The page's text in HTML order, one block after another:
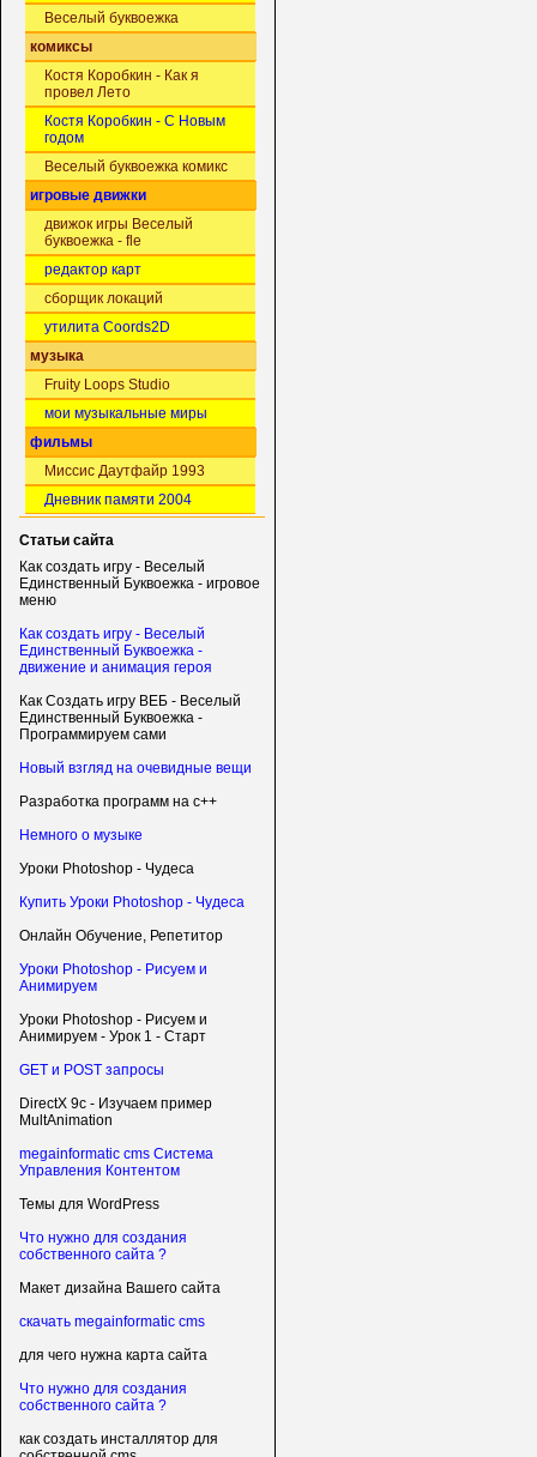
Веселый буквоежка
комиксы
Костя Коробкин - Как я
провел Лето
Костя Коробкин - С Новым
годом
Веселый буквоежка комикс
игровые движки
движок игры Веселый
буквоежка - fle
редактор карт
сборщик локаций
утилита Coords2D
музыка
Fruity Loops Studio
мои музыкальные миры
фильмы
Миссис Даутфайр 1993
Дневник памяти 2004
Статьи сайта
Как создать игру - Веселый
Единственный Буквоежка - игровое
меню
Как создать игру - Веселый
Единственный Буквоежка -
движение и анимация героя
Как Создать игру ВЕБ - Веселый
Единственный Буквоежка -
Программируем сами
Новый взгляд на очевидные вещи
Разработка программ на c++
Немного о музыке
Уроки Photoshop - Чудеса
Купить Уроки Photoshop - Чудеса
Онлайн Обучение, Репетитор
Уроки Photoshop - Рисуем и
Анимируем
Уроки Photoshop - Рисуем и
Анимируем - Урок 1 - Старт
GET и POST запросы
DirectX 9c - Изучаем пример
MultAnimation
megainformatic cms Система
Управления Контентом
Темы для WordPress
Что нужно для создания
собственного сайта ?
Макет дизайна Вашего сайта
скачать megainformatic cms
для чего нужна карта сайта
Что нужно для создания
собственного сайта ?
как создать инсталлятор для